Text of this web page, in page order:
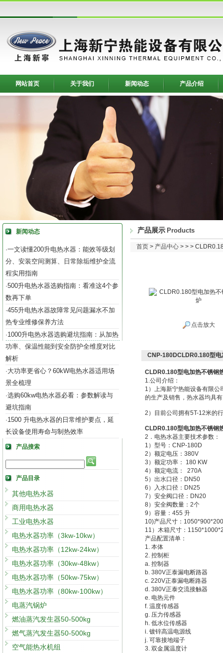
网站首页 关于我们 新闻动态 产品介绍
新闻动态
·一文读懂200升电热水器：能效等级划
分、安装空间测算、日常除垢维护全流
程实用指南
·500升电热水器选购指南：看准这4个参
数再下单
·455升电热水器故障常见问题漏水不加
热专业维修保养方法
·1000升电热水器选购避坑指南：从加热
功率、保温性能到安全防护全维度对比
解析
·大功率更省心？60kW电热水器适用场
景全梳理
·选购60kw电热水器必看：参数解读与
避坑指南
·1500 升电热水器的日常维护要点，延
长设备使用寿命与制热效率
产品搜索
产品目录
其他电热水器
商用电热水器
工业电热水器
电热水器功率（3kw-10kw）
电热水器功率（12kw-24kw）
电热水器功率（30kw-48kw）
电热水器功率（50kw-75kw）
电热水器功率（80kw-100kw）
电蒸汽锅炉
燃油蒸汽发生器50-500kg
燃气蒸汽发生器50-500kg
空气能热水机组
产品展示 Products
首页 > 产品中心 > > >
点击放大
CNP-180DCLDR0.180型电
CLDR0.180型电加热不锈钢
1.公司介绍：
1）上海新宁热能设备有限
的生产及销售，热水器均具
2）目前公司拥有5T-12米的
CLDR0.180型电加热不锈钢
2．电热水器主要技术参数：
1）型号：CNP-180D
2）额定电压：380V
3）额定功率： 180 KW
4）额定电流： 270A
5）出水口径：DN50
6）入水口径：DN25
7）安全阀口径：DN20
8）安全阀数量：2个
9）容量：455 升
10)产品尺寸：
11）木箱尺寸：
产品配置清单：
1. 本体
2. 控制柜
a. 控制器
b. 380V正泰漏电断路器
c. 220V正泰漏电断路器
d. 380V正泰交流接触器
e. 电热元件
f. 温度传感器
g. 压力传感器
h. 低水位传感器
i. 镀锌高温电源线
j. 可靠接地端子
3. 双金属温度计